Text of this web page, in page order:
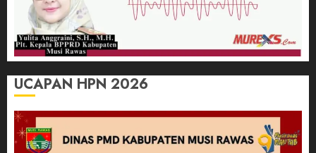
UCAPAN HPN 2026